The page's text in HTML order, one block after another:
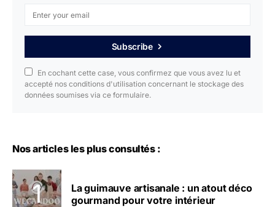
Subscribe
En cochant cette case, vous confirmez que vous avez lu et
accepté nos conditions d'utilisation concernant le stockage des
données soumises via ce formulaire.
Nos articles les plus consultés :
La guimauve artisanale : un atout déco
gourmand pour votre intérieur